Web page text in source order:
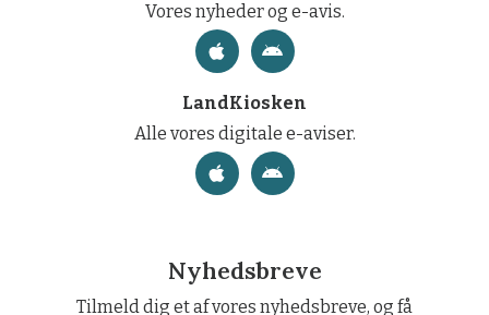
Vores nyheder og e-avis.
LandKiosken
Alle vores digitale e-aviser.
Nyhedsbreve
Tilmeld dig et af vores nyhedsbreve, og få